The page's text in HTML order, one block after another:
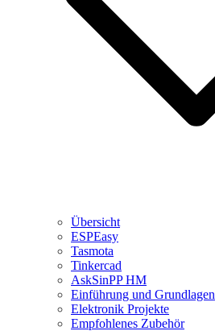
Übersicht
ESPEasy
Tasmota
Tinkercad
AskSinPP HM
Einführung und Grundlagen
Elektronik Projekte
Empfohlenes Zubehör